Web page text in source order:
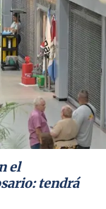
el
tendrá